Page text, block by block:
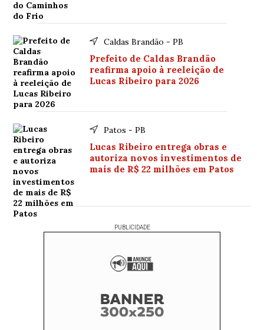
Caldas Brandão - PB
Prefeito de Caldas Brandão
reafirma apoio à reeleição de
Lucas Ribeiro para 2026
Patos - PB
Lucas Ribeiro entrega obras e
autoriza novos investimentos de
mais de R$ 22 milhões em Patos
PUBLICIDADE